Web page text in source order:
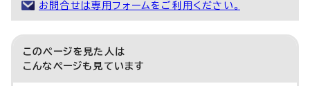
お問合せは専用フォームをご利用ください。
このページを見た人は
こんなページも見ています